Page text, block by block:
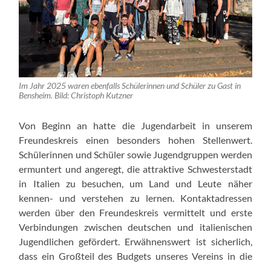
Im Jahr 2025 waren ebenfalls Schülerinnen und Schüler zu Gast in
Bensheim. Bild: Christoph Kutzner
Von Beginn an hatte die Jugendarbeit in unserem
Freundeskreis einen besonders hohen Stellenwert.
Schülerinnen und Schüler sowie Jugendgruppen werden
ermuntert und angeregt, die attraktive Schwesterstadt
in Italien zu besuchen, um Land und Leute näher
kennen- und verstehen zu lernen. Kontaktadressen
werden über den Freundeskreis vermittelt und erste
Verbindungen zwischen deutschen und italienischen
Jugendlichen gefördert. Erwähnenswert ist sicherlich,
dass ein Großteil des Budgets unseres Vereins in die